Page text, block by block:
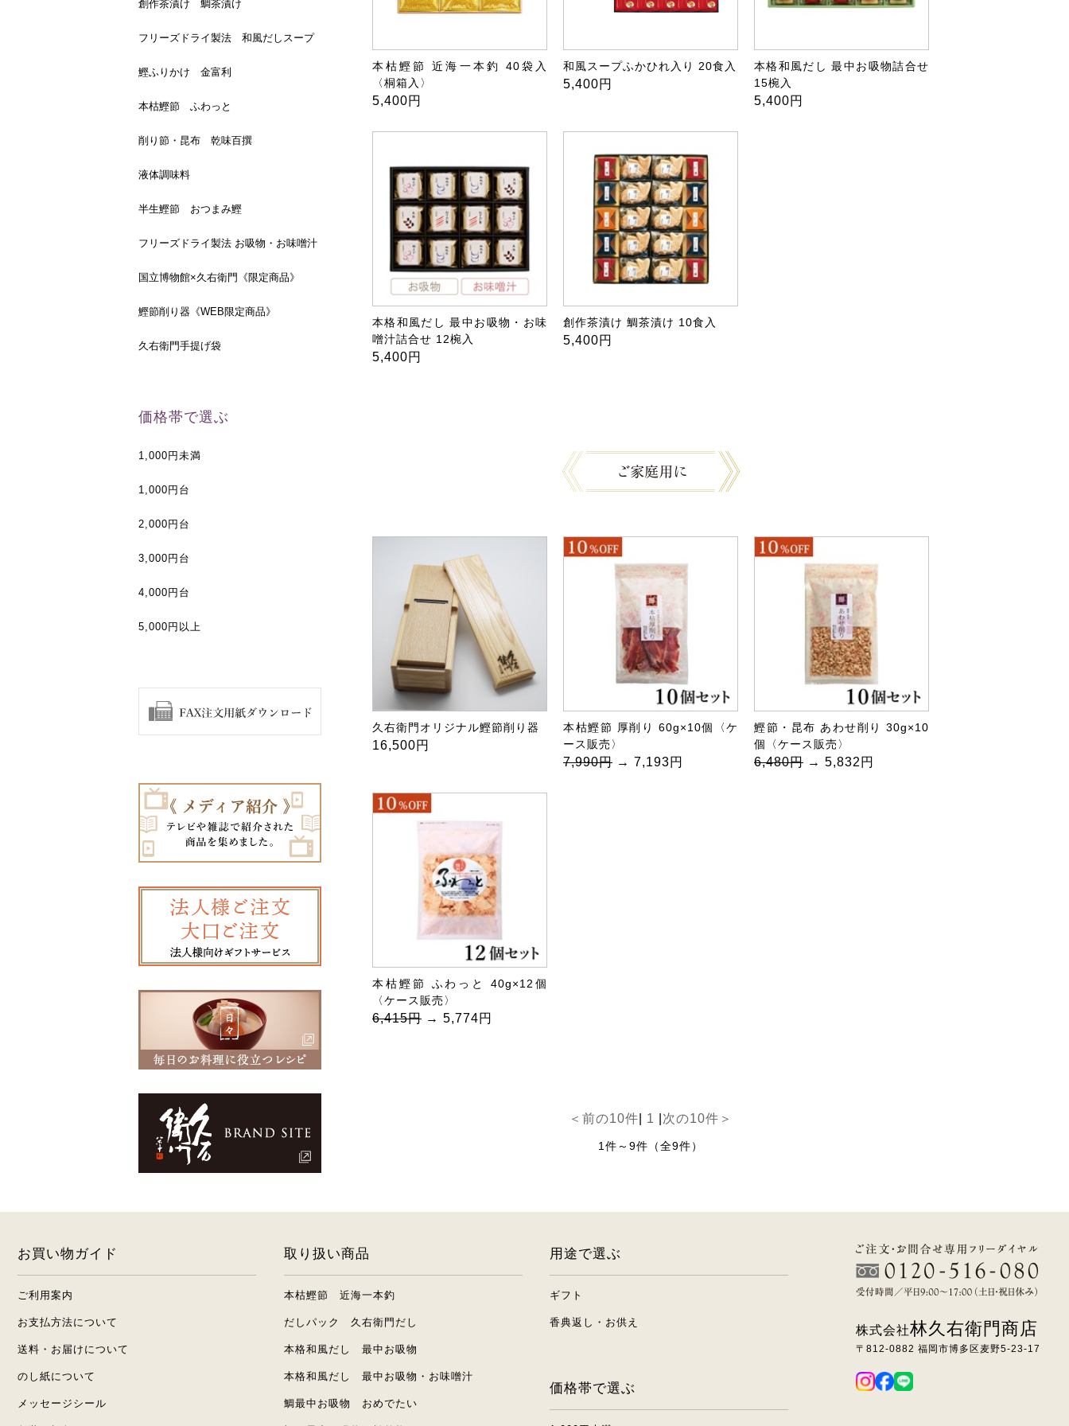
創作茶漬け 鯛茶漬け
フリーズドライ製法 和風だしスープ
鰹ふりかけ 金富利
本枯鰹節 ふわっと
削り節・昆布 乾味百撰
液体調味料
半生鰹節 おつまみ鰹
フリーズドライ製法 お吸物・お味噌汁
国立博物館×久右衛門《限定商品》
鰹節削り器《WEB限定商品》
久右衛門手提げ袋
価格帯で選ぶ
1,000円未満
1,000円台
2,000円台
3,000円台
4,000円台
5,000円以上
本枯鰹節 近海一本釣 40袋入
〈桐箱入〉
5,400円
和風スープふかひれ入り 20食入
5,400円
本格和風だし 最中お吸物詰合せ
15椀入
5,400円
本格和風だし 最中お吸物・お味
噌汁詰合せ 12椀入
5,400円
創作茶漬け 鯛茶漬け 10食入
5,400円
久右衛門オリジナル鰹節削り器
16,500円
本枯鰹節 厚削り 60g×10個〈ケ
ース販売〉
7,990円 → 7,193円
鰹節・昆布 あわせ削り 30g×10
個〈ケース販売〉
6,480円 → 5,832円
本枯鰹節 ふわっと 40g×12個
〈ケース販売〉
6,415円 → 5,774円
＜前の10件 1 次の10件＞
1件～9件（全9件）
お買い物ガイド
ご利用案内
お支払方法について
送料・お届けについて
のし紙について
メッセージシール
取り扱い商品
本枯鰹節 近海一本釣
だしパック 久右衛門だし
本格和風だし 最中お吸物
本格和風だし 最中お吸物・お味噌汁
鯛最中お吸物 おめでたい
用途で選ぶ
ギフト
香典返し・お供え
価格帯で選ぶ
株式会社林久右衛門商店
〒812-0882 福岡市博多区麦野5-23-17